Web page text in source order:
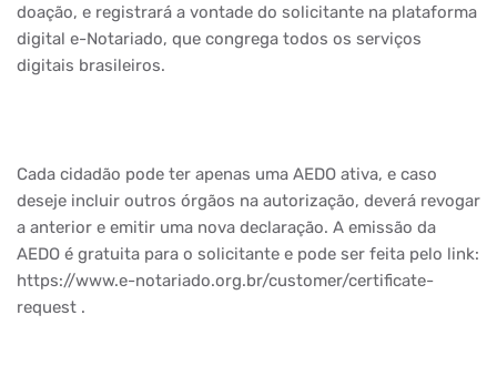
doação, e registrará a vontade do solicitante na plataforma
digital e-Notariado, que congrega todos os serviços
digitais brasileiros.
Cada cidadão pode ter apenas uma AEDO ativa, e caso
deseje incluir outros órgãos na autorização, deverá revogar
a anterior e emitir uma nova declaração. A emissão da
AEDO é gratuita para o solicitante e pode ser feita pelo link:
https://www.e-notariado.org.br/customer/certificate-
request .